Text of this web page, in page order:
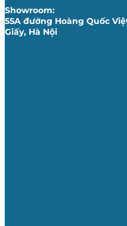
Showroom:
55A đường Hoàng Quốc
Giấy, Hà Nội